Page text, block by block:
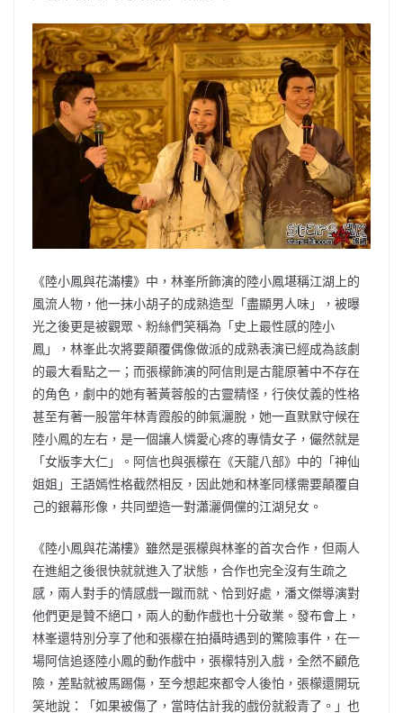
《陸小鳳與花滿樓》中，林峯所飾演的陸小鳳堪稱江湖上的
風流人物，他一抹小胡子的成熟造型「盡顯男人味」，被曝
光之後更是被觀眾、粉絲們笑稱為「史上最性感的陸小
鳳」，林峯此次將要顛覆偶像做派的成熟表演已經成為該劇
的最大看點之一；而張檬飾演的阿信則是古龍原著中不存在
的角色，劇中的她有著黃蓉般的古靈精怪，行俠仗義的性格
甚至有著一股當年林青霞般的帥氣灑脫，她一直默默守候在
陸小鳳的左右，是一個讓人憐愛心疼的專情女子，儼然就是
「女版李大仁」。阿信也與張檬在《天龍八部》中的「神仙
姐姐」王語嫣性格截然相反，因此她和林峯同樣需要顛覆自
己的銀幕形像，共同塑造一對瀟灑倜儻的江湖兒女。
《陸小鳳與花滿樓》雖然是張檬與林峯的首次合作，但兩人
在進組之後很快就就進入了狀態，合作也完全沒有生疏之
感，兩人對手的情感戲一蹴而就、恰到好處，潘文傑導演對
他們更是贊不絕口，兩人的動作戲也十分敬業。發布會上，
林峯還特別分享了他和張檬在拍攝時遇到的驚險事件，在一
場阿信追逐陸小鳳的動作戲中，張檬特別入戲，全然不顧危
險，差點就被馬踢傷，至今想起來都令人後怕，張檬還開玩
笑地說：「如果被傷了，當時估計我的戲份就殺青了。」也